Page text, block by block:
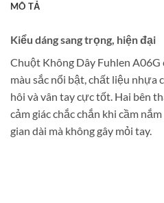
MÔ TẢ
Kiểu dáng sang trọng, hiện đại
Chuột Không Dây Fuhlen
màu sắc nổi bật, chất liệu nhựa
hôi và vân tay cực tốt. Hai bên
cảm giác chắc chắn khi cầm
gian dài mà không gây mỏi tay.